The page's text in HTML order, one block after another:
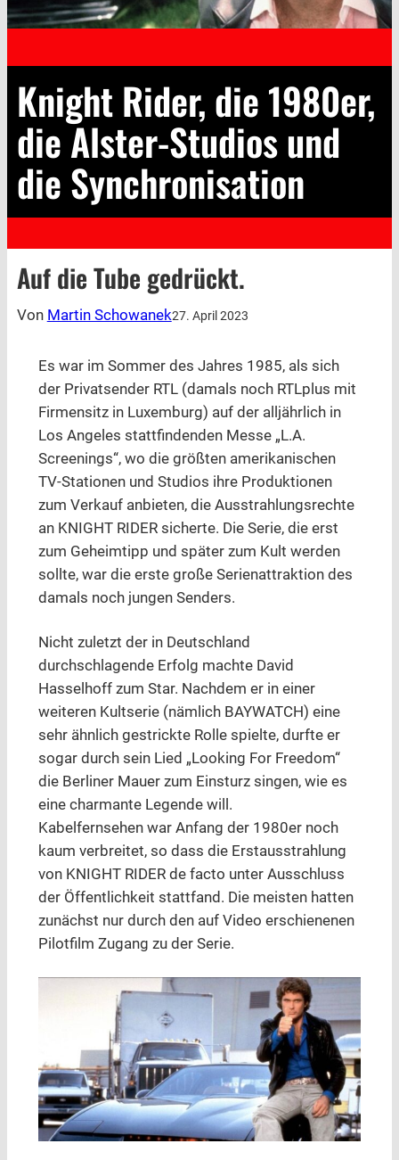
Knight Rider, die 1980er,
die Alster-Studios und
die Synchronisation
Auf die Tube gedrückt.
Von Martin Schowanek27. April 2023
Es war im Sommer des Jahres 1985, als sich
der Privatsender RTL (damals noch RTLplus mit
Firmensitz in Luxemburg) auf der alljährlich in
Los Angeles stattfindenden Messe „L.A.
Screenings“, wo die größten amerikanischen
TV-Stationen und Studios ihre Produktionen
zum Verkauf anbieten, die Ausstrahlungsrechte
an KNIGHT RIDER sicherte. Die Serie, die erst
zum Geheimtipp und später zum Kult werden
sollte, war die erste große Serienattraktion des
damals noch jungen Senders.
Nicht zuletzt der in Deutschland
durchschlagende Erfolg machte David
Hasselhoff zum Star. Nachdem er in einer
weiteren Kultserie (nämlich BAYWATCH) eine
sehr ähnlich gestrickte Rolle spielte, durfte er
sogar durch sein Lied „Looking For Freedom“
die Berliner Mauer zum Einsturz singen, wie es
eine charmante Legende will.
Kabelfernsehen war Anfang der 1980er noch
kaum verbreitet, so dass die Erstausstrahlung
von KNIGHT RIDER de facto unter Ausschluss
der Öffentlichkeit stattfand. Die meisten hatten
zunächst nur durch den auf Video erschienenen
Pilotfilm Zugang zu der Serie.